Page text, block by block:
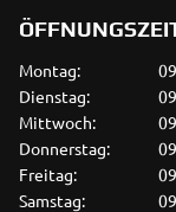
Montag:
Dienstag:
Mittwoch:
Donnerstag:
Freitag:
Samstag: